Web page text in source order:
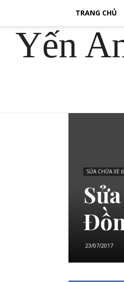
TRANG CHỦ
Yến
SỬA CHỮA XE
23/07/2017